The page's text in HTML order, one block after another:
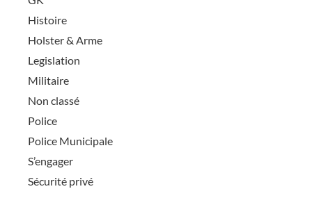
Histoire
Holster & Arme
Legislation
Militaire
Non classé
Police
Police Municipale
S’engager
Sécurité privé